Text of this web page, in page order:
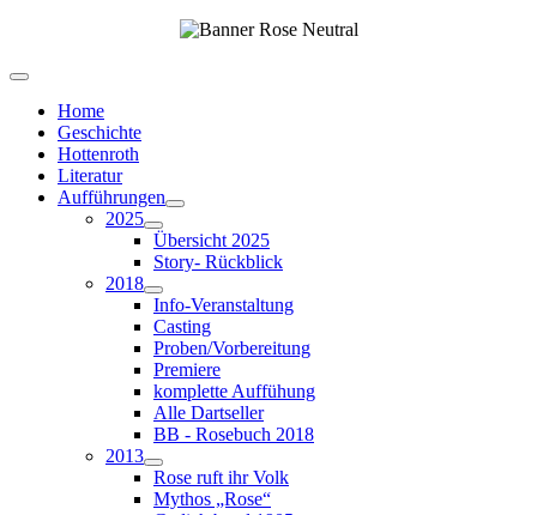
Home
Geschichte
Hottenroth
Literatur
Aufführungen
2025
Übersicht 2025
Story- Rückblick
2018
Info-Veranstaltung
Casting
Proben/Vorbereitung
Premiere
komplette Auffühung
Alle Dartseller
BB - Rosebuch 2018
2013
Rose ruft ihr Volk
Mythos „Rose“